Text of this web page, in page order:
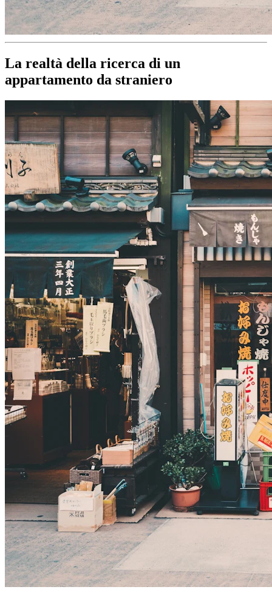
La realtà della ricerca di un
appartamento da straniero